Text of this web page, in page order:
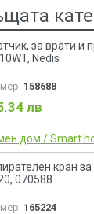
за врати и
Nedis
158688
лв
дом / Smart
кран
070588
165224